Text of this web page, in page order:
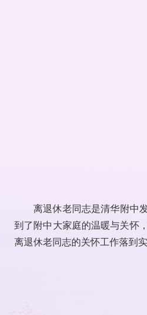
离退休老同志是清华附中
到了附中大家庭的温暖与关怀
离退休老同志的关怀工作落到